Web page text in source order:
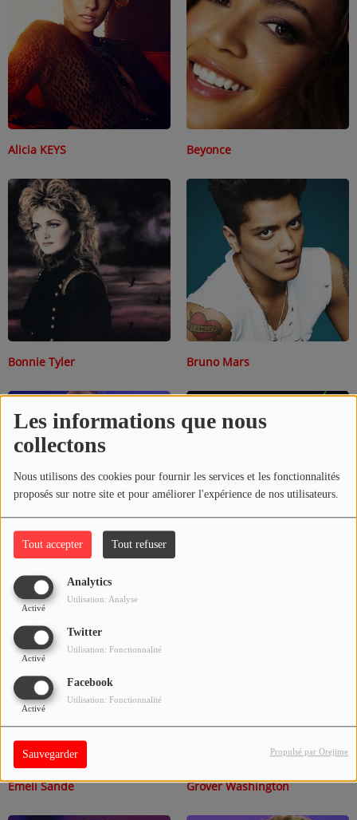
Les informations que nous
collectons
Nous utilisons des cookies pour fournir les services et les fonctionnalités
proposés sur notre site et pour améliorer l'expérience de nos utilisateurs.
Tout accepter Tout refuser
Analytics
Activé
Utilisation: Analyse
Twitter
Activé
Utilisation: Fonctionnalité
Facebook
Activé
Utilisation: Fonctionnalité
Sauvegarder Propulsé par Orejime
PEOPLE
Participez
DÉDICACES
JEUX CONCOURS
T'CHAT
Tous vos jeux
Se connecter
Alicia KEYS Beyonce
Bonnie Tyler Bruno Mars
Christophe Willem
Emeli Sande Grover Washington